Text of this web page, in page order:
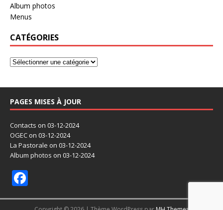
Album photos
Menus
CATÉGORIES
PAGES MISES À JOUR
Contacts on 03-12-2024
OGEC on 03-12-2024
La Pastorale on 03-12-2024
Album photos on 03-12-2024
ac